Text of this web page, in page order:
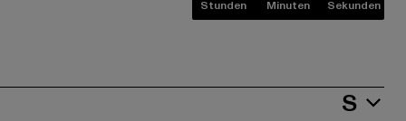
Stunden Minuten Sekunden
S